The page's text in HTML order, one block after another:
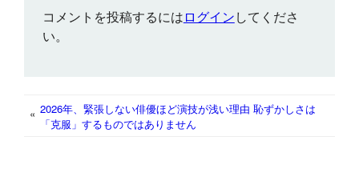
コメントを投稿するにはログインしてくださ
い。
« 2026年、緊張しない俳優ほど演技が浅い理由 恥ずかしさは
「克服」するものではありません